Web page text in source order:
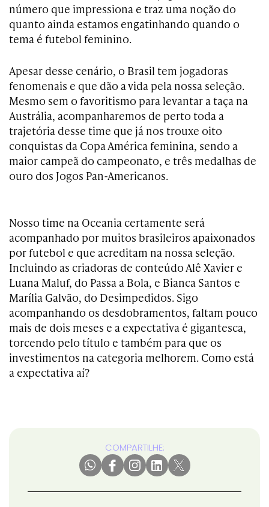
número que impressiona e traz uma noção do
quanto ainda estamos engatinhando quando o
tema é futebol feminino.
Apesar desse cenário, o Brasil tem jogadoras
fenomenais e que dão a vida pela nossa seleção.
Mesmo sem o favoritismo para levantar a taça na
Austrália, acompanharemos de perto toda a
trajetória desse time que já nos trouxe oito
conquistas da Copa América feminina, sendo a
maior campeã do campeonato, e três medalhas de
ouro dos Jogos Pan-Americanos.
Nosso time na Oceania certamente será
acompanhado por muitos brasileiros apaixonados
por futebol e que acreditam na nossa seleção.
Incluindo as criadoras de conteúdo Alê Xavier e
Luana Maluf, do Passa a Bola, e Bianca Santos e
Marília Galvão, do Desimpedidos. Sigo
acompanhando os desdobramentos, faltam pouco
mais de dois meses e a expectativa é gigantesca,
torcendo pelo título e também para que os
investimentos na categoria melhorem. Como está
a expectativa aí?
COMPARTILHE: